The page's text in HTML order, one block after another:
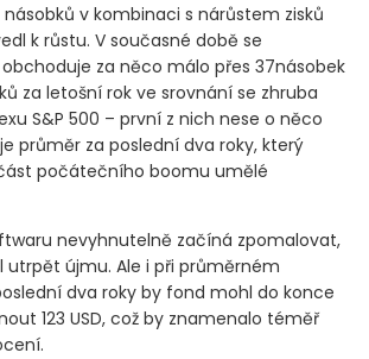
v kombinaci s nárůstem zisků
k růstu. V současné době se
za něco málo přes 37násobek
za letošní rok ve srovnání se zhruba
S&P 500 – první z nich nese o něco
průměr za poslední dva roky, který
počátečního boomu umělé
nevyhnutelně začíná zpomalovat,
utrpět újmu. Ale i při průměrném
dva roky by fond mohl do konce
123 USD, což by znamenalo téměř